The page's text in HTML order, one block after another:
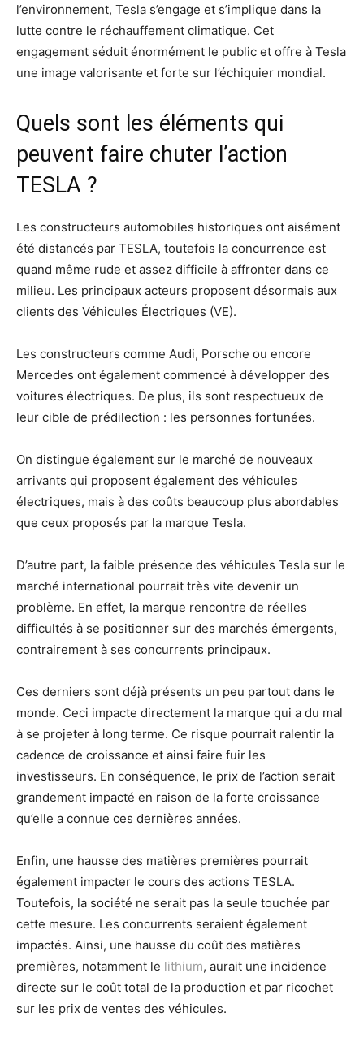
l’environnement, Tesla s’engage et s’implique dans la
lutte contre le réchauffement climatique. Cet
engagement séduit énormément le public et offre à Tesla
une image valorisante et forte sur l’échiquier mondial.
Quels sont les éléments qui
peuvent faire chuter l’action
TESLA ?
Les constructeurs automobiles historiques ont aisément
été distancés par TESLA, toutefois la concurrence est
quand même rude et assez difficile à affronter dans ce
milieu. Les principaux acteurs proposent désormais aux
clients des Véhicules Électriques (VE).
Les constructeurs comme Audi, Porsche ou encore
Mercedes ont également commencé à développer des
voitures électriques. De plus, ils sont respectueux de
leur cible de prédilection : les personnes fortunées.
On distingue également sur le marché de nouveaux
arrivants qui proposent également des véhicules
électriques, mais à des coûts beaucoup plus abordables
que ceux proposés par la marque Tesla.
D’autre part, la faible présence des véhicules Tesla sur le
marché international pourrait très vite devenir un
problème. En effet, la marque rencontre de réelles
difficultés à se positionner sur des marchés émergents,
contrairement à ses concurrents principaux.
Ces derniers sont déjà présents un peu partout dans le
monde. Ceci impacte directement la marque qui a du mal
à se projeter à long terme. Ce risque pourrait ralentir la
cadence de croissance et ainsi faire fuir les
investisseurs. En conséquence, le prix de l’action serait
grandement impacté en raison de la forte croissance
qu’elle a connue ces dernières années.
Enfin, une hausse des matières premières pourrait
également impacter le cours des actions TESLA.
Toutefois, la société ne serait pas la seule touchée par
cette mesure. Les concurrents seraient également
impactés. Ainsi, une hausse du coût des matières
premières, notamment le lithium, aurait une incidence
directe sur le coût total de la production et par ricochet
sur les prix de ventes des véhicules.